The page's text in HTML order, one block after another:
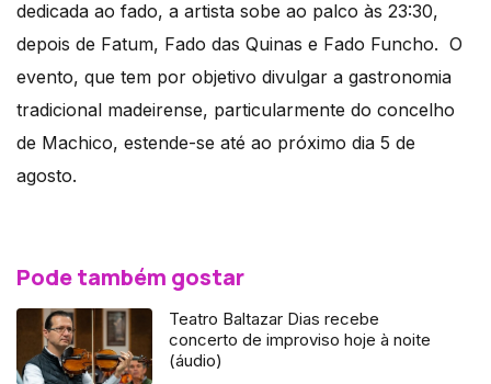
dedicada ao fado, a artista sobe ao palco às 23:30,
depois de Fatum, Fado das Quinas e Fado Funcho. O
evento, que tem por objetivo divulgar a gastronomia
tradicional madeirense, particularmente do concelho
de Machico, estende-se até ao próximo dia 5 de
agosto.
Pode também gostar
Teatro Baltazar Dias recebe
concerto de improviso hoje à noite
(áudio)